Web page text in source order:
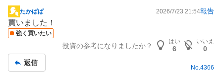
掲
示
板
たかばぱ 2026/7/23 21:54報告
買いました！
強く買いたい
投資の参考になりましたか？
はい
6
いいえ
0
返信
No.4366